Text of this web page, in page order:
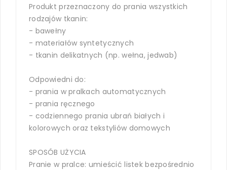
Produkt przeznaczony do prania wszystkich
rodzajów tkanin:
- bawełny
- materiałów syntetycznych
- tkanin delikatnych (np. wełna, jedwab)
Odpowiedni do:
- prania w pralkach automatycznych
- prania ręcznego
- codziennego prania ubrań białych i
kolorowych oraz tekstyliów domowych
SPOSÓB UŻYCIA
Pranie w pralce: umieścić listek bezpośrednio